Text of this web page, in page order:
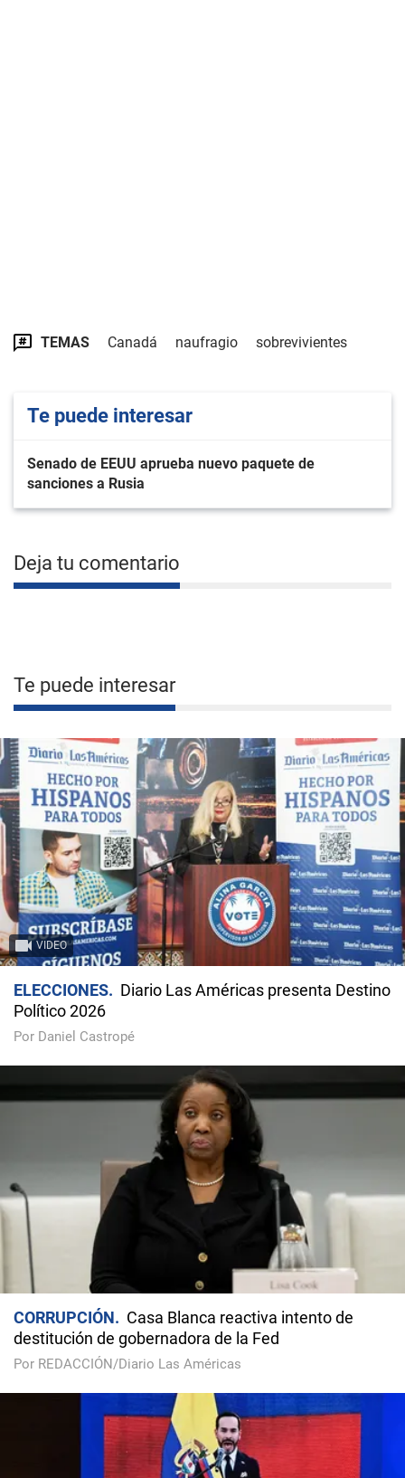
TEMAS Canadá naufragio sobrevivientes
Te puede interesar
Senado de EEUU aprueba nuevo paquete de
sanciones a Rusia
Deja tu comentario
Te puede interesar
VIDEO
ELECCIONES
Diario Las Américas presenta Destino
Político 2026
Por Daniel Castropé
CORRUPCIÓN
Casa Blanca reactiva intento de
destitución de gobernadora de la Fed
Por REDACCIÓN/Diario Las Américas